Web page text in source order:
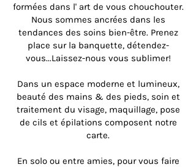
formées dans l' art de vous chouchouter.
Nous sommes ancrées dans les
tendances des soins bien-être. Prenez
place sur la banquette, détendez-
vous...Laissez-nous vous sublimer!
Dans un espace moderne et lumineux,
beauté des mains & des pieds, soin et
traitement du visage, maquillage, pose
de cils et épilations composent notre
carte.
En solo ou entre amies, pour vous faire